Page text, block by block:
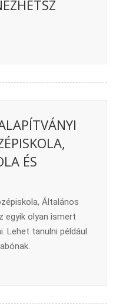
ÉS
Általános
egyik olyan ismert
Lehet tanulni például